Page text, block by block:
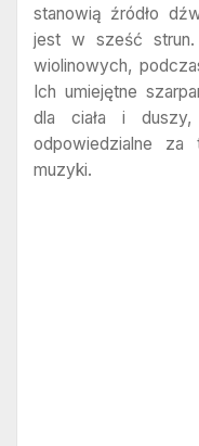
stanowią źródło
jest w sześć
wiolinowych,
Ich umiejętne
dla ciała i
odpowiedzialne za
muzyki.